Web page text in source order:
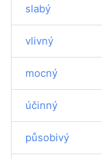
slabý
vlivný
mocný
účinný
působivý